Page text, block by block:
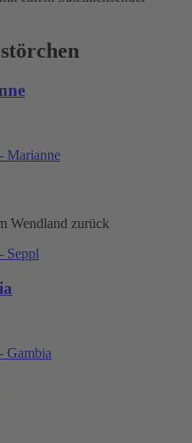
Marianne
Wendland zurück
Seppl
Gambia